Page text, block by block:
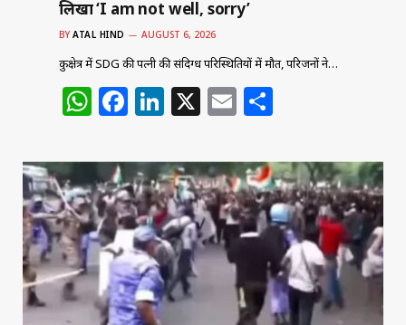
लिखा ‘I am not well, sorry’
BY ATAL HIND AUGUST 6, 2026
कुरुक्षेत्र में SDG की पत्नी की संदिग्ध परिस्थितियों में मौत, परिजनों ने…
W
at
s
A
p
p
F
c
e
b
o
o
k
Li
k
e
dI
n
X E
ai
l
ar
e